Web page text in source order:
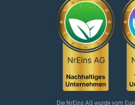
Die NrEins AG wurde vom